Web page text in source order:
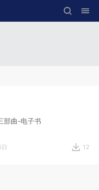
部曲-电子书
12